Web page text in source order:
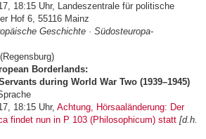
18:15 Uhr, Landeszentrale für politische
Hof 6, 55116 Mainz
Geschichte · Südosteuropa-
Borderlands:
during World War Two (1939–1945)
18:15 Uhr,Achtung, Hörsaaländerung: Der
findet nun in P 103 (Philosophicum) statt [d.h.